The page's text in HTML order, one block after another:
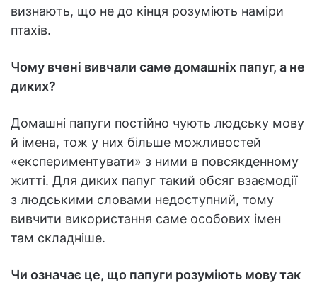
визнають, що не до кінця розуміють наміри
птахів.
Чому вчені вивчали саме домашніх папуг, а не
диких?
Домашні папуги постійно чують людську мову
й імена, тож у них більше можливостей
«експериментувати» з ними в повсякденному
житті. Для диких папуг такий обсяг взаємодії
з людськими словами недоступний, тому
вивчити використання саме особових імен
там складніше.
Чи означає це, що папуги розуміють мову так